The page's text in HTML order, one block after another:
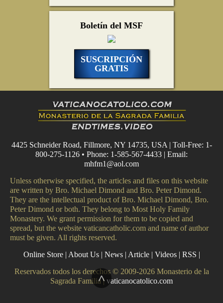
^
Boletín del MSF
SUSCRIPCIÓN
GRATIS
4425 Schneider Road, Fillmore, NY 14735, USA | Toll-Free: 1-
800-275-1126 • Phone: 1-585-567-4433 | Email:
mhfm1@aol.com
Unless otherwise specified, the articles and files on this website
are written by Bro. Michael Dimond and Bro. Peter Dimond.
They are the intellectual product of Bro. Michael Dimond, Bro.
Peter Dimond or both. They belong to Most Holy Family
Monastery. We grant permission for them to be copied and
spread, but the website vaticancatholic.com and name of author
must be given. All rights reserved.
Online Store| About Us| News| Article| Videos| RSS |
Reservados todos los derechos © 2009-2026 Monasterio de la
Sagrada Familia | vaticanocatolico.com